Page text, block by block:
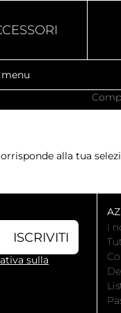
Compra ora
alla tua
ISCRIVITI
sulla
I